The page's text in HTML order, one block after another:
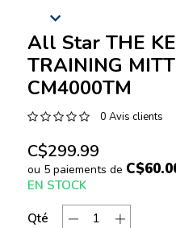
All Star THE
TRAINING
CM4000TM
0 Avis clients
C$299.99
ou 5 paiements de
EN STOCK
Qté